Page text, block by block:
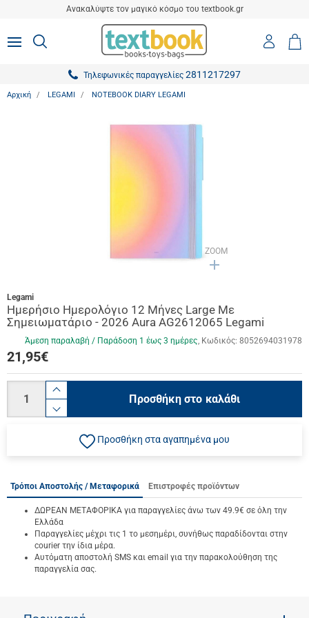
Ανακαλύψτε τον μαγικό κόσμο του textbook.gr
MENUΑΝΑΖΗΤΗΣΗ
Τηλεφωνικές παραγγελίες 2811217297
Αρχική LEGAMI NOTEBOOK DIARY LEGAMI
ZOOM
Legami
Ημερήσιο Hμερολόγιο 12 Mήνες Large Mε
Σημειωματάριο - 2026 Aura AG2612065 Legami
Άμεση παραλαβή / Παράδoση 1 έως 3 ημέρες Κωδικός: 8052694031978
21,95€
product.increase.quantity
product.decrease.quantity
Προσθήκη στο καλάθι
Προσθήκη στα αγαπημένα μου
Τρόποι Αποστολής / Μεταφορικά Επιστροφές προϊόντων
ΔΩΡΕΑΝ ΜΕΤΑΦΟΡΙΚΑ για παραγγελίες άνω των 49.9€ σε όλη την
Ελλάδα
Παραγγελίες μέχρι τις 1 το μεσημέρι, συνήθως παραδίδονται στην
courier την ίδια μέρα.
Αυτόματη αποστολή SMS και email για την παρακολούθηση της
παραγγελία σας.